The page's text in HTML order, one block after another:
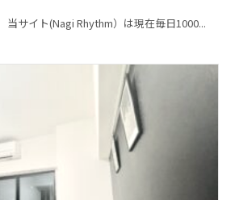
当サイト(Nagi Rhythm）は現在毎日1000...